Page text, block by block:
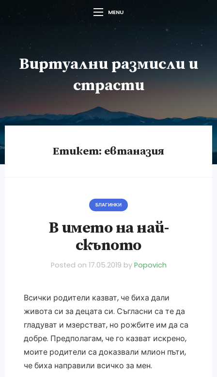
MENU
Виртуални размисли и
страсти
Етикет: евтаназия
БЛАГИНКИ
В името на най-
скъпото
Posted on 17.05.2019 by Popovich
Всички родители казват, че биха дали
живота си за децата си. Съгласни са те да
гладуват и мзерстват, но рожбите им да са
добре. Предполагам, че го казват искрено,
моите родители са доказвали млион пъти,
че биха направили всичко за мен.